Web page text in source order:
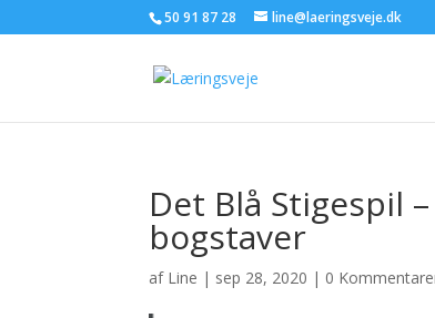
50 91 87 28 line@laeringsveje.dk
Det Blå Stigespil
bogstaver
af Line | sep 28, 2020 | 0